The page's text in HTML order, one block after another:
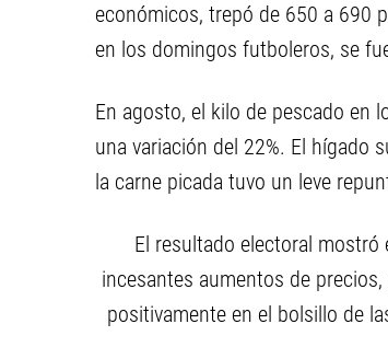
económicos, trepó de 650 a 690
en los domingos futboleros, se
En agosto, el kilo de pescado en
una variación del 22%. El hígado
la carne picada tuvo un leve
El resultado electoral
incesantes aumentos de
positivamente en el bolsillo de